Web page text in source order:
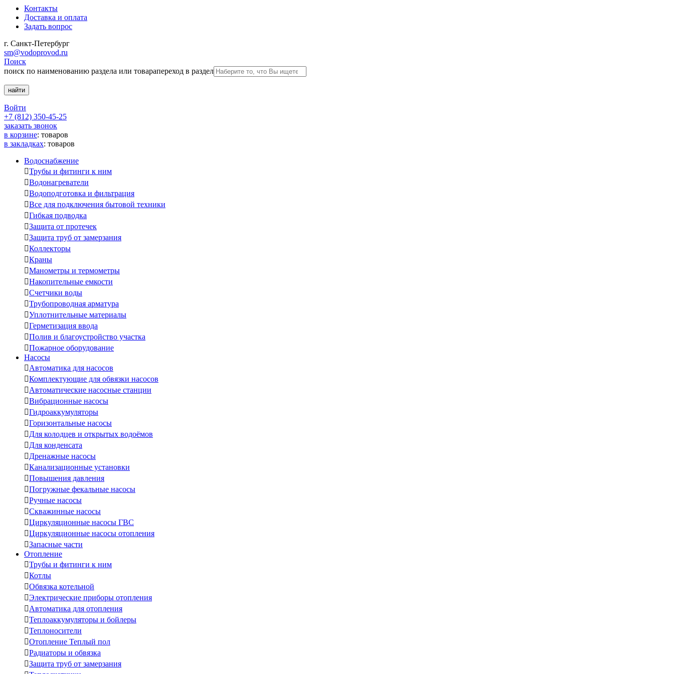
Контакты
Доставка и оплата
Задать вопрос
г. Санкт-Петербург
sm@vodoprovod.ru
Поиск
поиск по наименованию раздела или товарапереход в раздел
Войти
+7 (812) 350-45-25
заказать звонок
в корзине: товаров
в закладках: товаров
Водоснабжение
Трубы и фитинги к ним
Водонагреватели
Водоподготовка и фильтрация
Все для подключения бытовой техники
Гибкая подводка
Защита от протечек
Защита труб от замерзания
Коллекторы
Краны
Манометры и термометры
Накопительные емкости
Счетчики воды
Трубопроводная арматура
Уплотнительные материалы
Герметизация ввода
Полив и благоустройство участка
Пожарное оборудование
Насосы
Автоматика для насосов
Комплектующие для обвязки насосов
Автоматические насосные станции
Вибрационные насосы
Гидроаккумуляторы
Горизонтальные насосы
Для колодцев и открытых водоёмов
Для конденсата
Дренажные насосы
Канализационные установки
Повышения давления
Погружные фекальные насосы
Ручные насосы
Скважинные насосы
Циркуляционные насосы ГВС
Циркуляционные насосы отопления
Запасные части
Отопление
Трубы и фитинги к ним
Котлы
Обвязка котельной
Электрические приборы отопления
Автоматика для отопления
Теплоаккумуляторы и бойлеры
Теплоносители
Отопление Теплый пол
Радиаторы и обвязка
Защита труб от замерзания